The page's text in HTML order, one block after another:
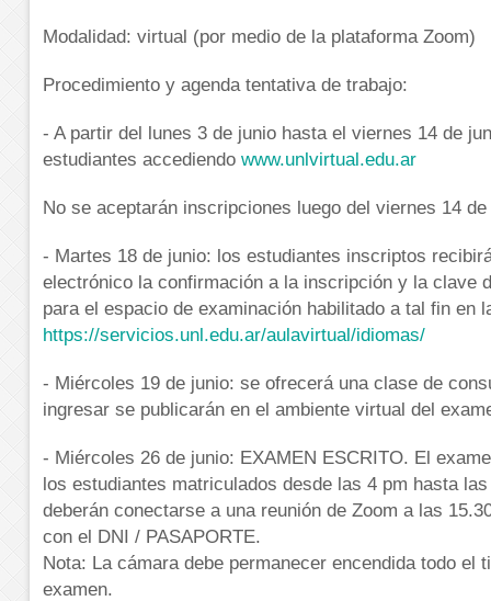
Modalidad: virtual (por medio de la plataforma Zoom)
Procedimiento y agenda tentativa de trabajo:
- A partir del lunes 3 de junio hasta el viernes 14 de
estudiantes accediendo www.unlvirtual.edu.ar
No se aceptarán inscripciones luego del viernes 14
- Martes 18 de junio: los estudiantes inscriptos
electrónico la confirmación a la inscripción y la clave
para el espacio de examinación habilitado a tal fin en
https://servicios.unl.edu.ar/aulavirtual/idiomas/
- Miércoles 19 de junio: se ofrecerá una clase de
ingresar se publicarán en el ambiente virtual del
- Miércoles 26 de junio: EXAMEN ESCRITO. El
los estudiantes matriculados desde las 4 pm hasta
deberán conectarse a una reunión de Zoom a las
con el DNI / PASAPORTE.
Nota: La cámara debe permanecer encendida todo el
examen.